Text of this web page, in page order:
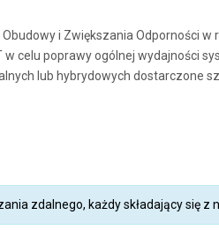
i Zwiększania Odporności w
celu poprawy ogólnej wydajności
lub hybrydowych dostarczone
zdalnego, każdy składający się z